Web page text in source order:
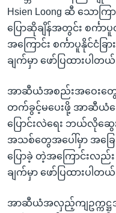
Hsien Loong ဆီ သေ
ပြောဆိုချိန်အတွင်း စင်္က
အကြောင်း စင်္ကာပူနိုင်ငံခ
ချက်မှာ ဖော်ပြထားပါတယ်
အာဆီယံအစည်းအဝေးတွေမှ
တက်ခွင့်မပေးဖို့ အာဆီယံခ
ပြောင်းလဲရေး ဘယ်လိုဆွ
အသစ်တွေအပေါ်မှာ အခြေ
ပြောခဲ့ တဲ့အကြောင်းလည်း
ချက်မှာ ဖော်ပြထားပါတယ်
အာဆီယံအလှည့်ကျဥက္ကဋ္ဌ